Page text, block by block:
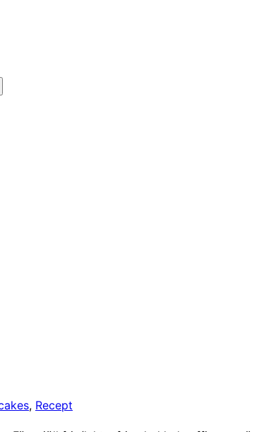
, Recept